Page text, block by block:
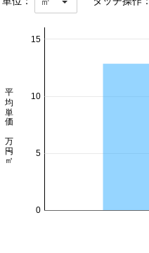
0
5
10
15
平均単価 万円/㎡